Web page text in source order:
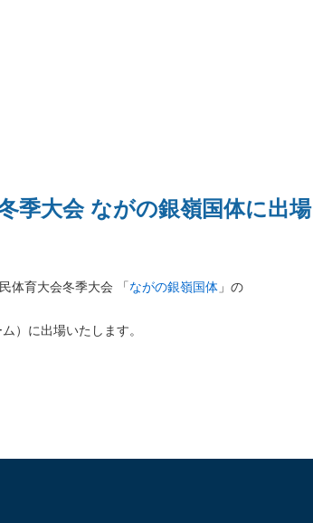
季大会 ながの銀嶺国体に出場
体育大会冬季大会 「ながの銀嶺国体 」の
）に出場いたします。